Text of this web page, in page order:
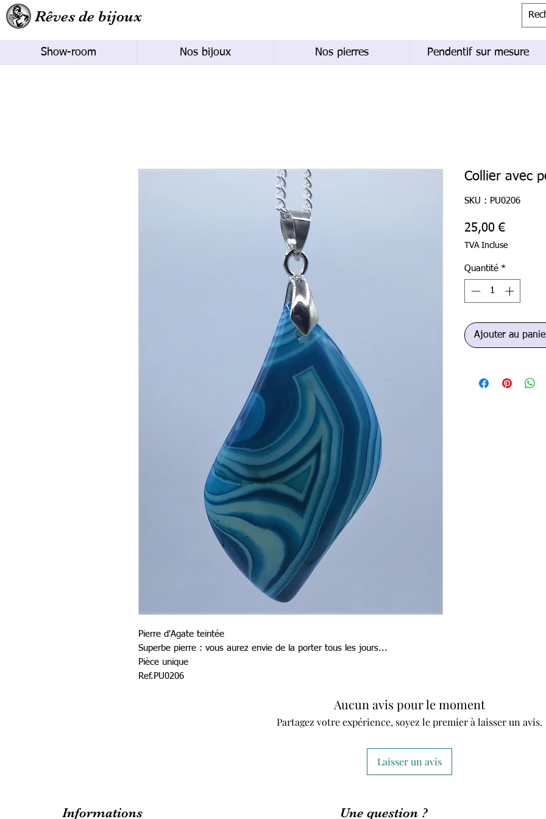
Rêves de bijoux
Show-room Nos bijoux Nos pierres Pendentif sur mesure
Pierre d'Agate teintée
Superbe pierre : vous aurez envie de la porter tous les jours...
Pièce unique
Ref.PU0206
Collier avec
SKU : PU0206
25,00 €Prix
TVA Incluse
Quantité *
Ajouter au
Aucun avis pour le moment
Partagez votre expérience, soyez le premier à laisser un avis.
Laisser un avis
Informations Une question ?